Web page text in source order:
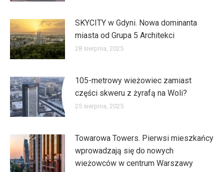
SKYCITY w Gdyni. Nowa dominanta
miasta od Grupa 5 Architekci
28 sierpnia, 2025
105-metrowy wieżowiec zamiast
części skweru z żyrafą na Woli?
25 sierpnia, 2025
Towarowa Towers. Pierwsi mieszkańcy
wprowadzają się do nowych
wieżowców w centrum Warszawy